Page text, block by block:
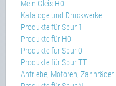
Mein Gleis H0
Kataloge und Druckwerke
Produkte für Spur 1
Produkte für H0
Produkte für Spur 0
Produkte für Spur TT
Antriebe, Motoren, Zahnräder